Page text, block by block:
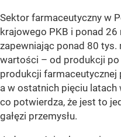
Sektor farmaceutyczny w
krajowego PKB i ponad
zapewniając ponad 80 tys.
wartości – od produkcji
produkcji farmaceutycznej
a w ostatnich pięciu latach
co potwierdza, że jest to
gałęzi przemysłu.